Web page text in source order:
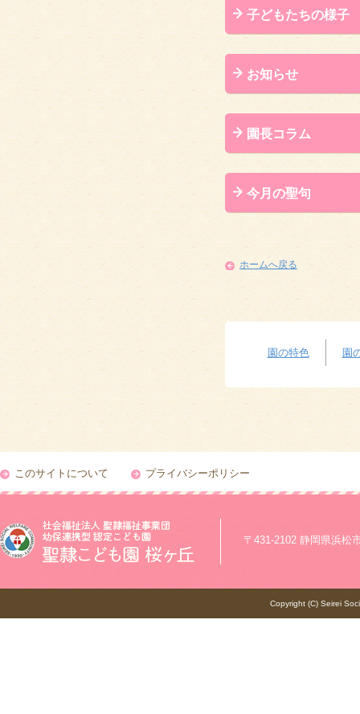
子どもたちの様子
お知らせ
園長コラム
今月の聖句
ホームへ戻る
園の特色 園
このサイトについて プライバシーポリシー
〒431-2102 静岡県浜松
Copyright (C) Seirei